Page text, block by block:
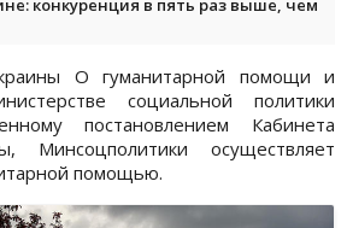
конкуренция в пять раз выше, чем
О гуманитарной помощи и
социальной политики
постановлением Кабинета
Минсоцполитики осуществляет
помощью.